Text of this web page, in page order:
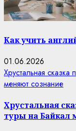
Как учить
01.06.2026
Хрустальная
меняют сознание
Хрустальная
туры на Байкал